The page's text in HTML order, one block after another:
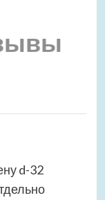
d-32